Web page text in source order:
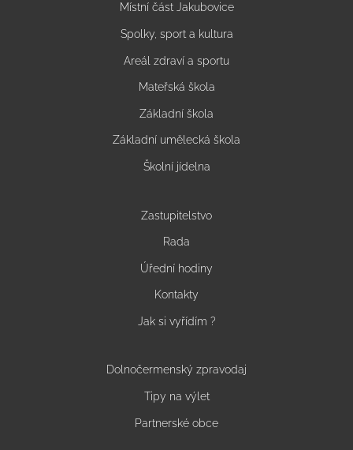
Místní část Jakubovice
Spolky, sport a kultura
Areál zdraví a sportu
Mateřská škola
Základní škola
Základní umělecká škola
Školní jídelna
Zastupitelstvo
Rada
Úřední hodiny
Kontakty
Jak si vyřídím ?
Dolnočermenský zpravodaj
Tipy na výlet
Partnerské obce